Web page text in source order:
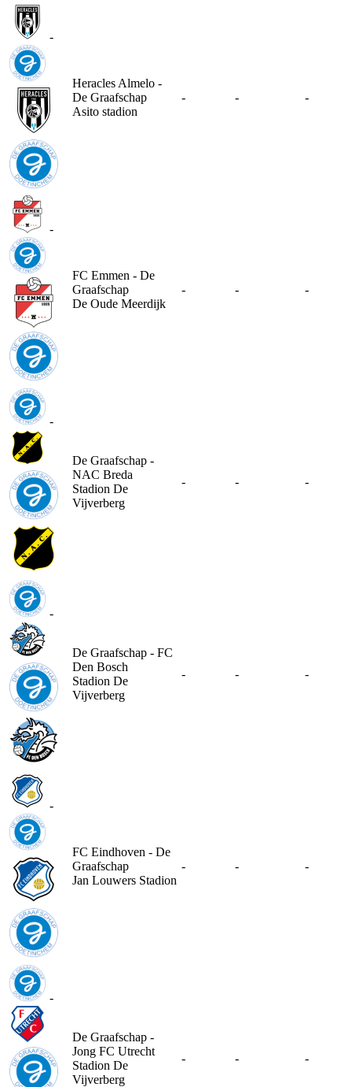
-
Heracles Almelo -
De Graafschap
Asito stadion
- - -
-
FC Emmen - De
Graafschap
De Oude Meerdijk
- - -
-
De Graafschap -
NAC Breda
Stadion De
Vijverberg
- - -
-
De Graafschap - FC
Den Bosch
Stadion De
Vijverberg
- - -
-
FC Eindhoven - De
Graafschap
Jan Louwers Stadion
- - -
-
De Graafschap -
Jong FC Utrecht
Stadion De
Vijverberg
- - -